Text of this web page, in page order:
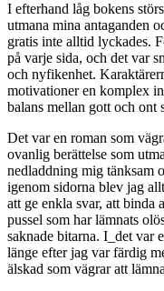
I efterhand låg bokens
utmana mina antaganden
gratis inte alltid lyckades.
på varje sida, och det var
och nyfikenhet.
motivationer en komplex
balans mellan gott och ont
Det var en roman som
ovanlig berättelse som
nedladdning mig tänksam
igenom sidorna blev jag
att ge enkla svar, att binda
pussel som har lämnats
saknade bitarna. I_det var
länge efter jag var färdig
älskad som vägrar att